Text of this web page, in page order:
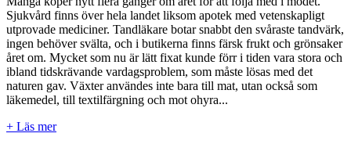
Sjukvård finns över hela landet liksom apotek med vetenskapligt
utprovade mediciner. Tandläkare botar snabbt den svåraste tandvärk,
ingen behöver svälta, och i butikerna finns färsk frukt och grönsaker
året om. Mycket som nu är lätt fixat kunde förr i tiden vara stora och
ibland tidskrävande vardagsproblem, som måste lösas med det
naturen gav. Växter användes inte bara till mat, utan också som
läkemedel, till textilfärgning och mot ohyra...
+ Läs mer